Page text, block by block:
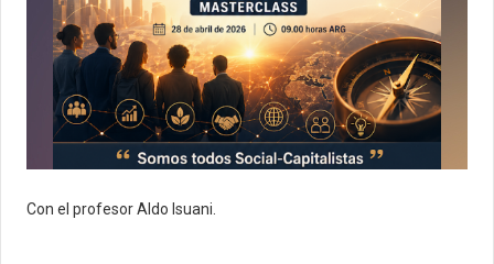
Con el profesor Aldo Isuani.